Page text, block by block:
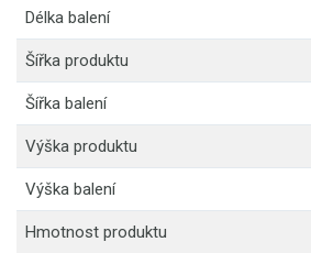
Délka balení
Šířka produktu
Šířka balení
Výška produktu
Výška balení
Hmotnost produktu